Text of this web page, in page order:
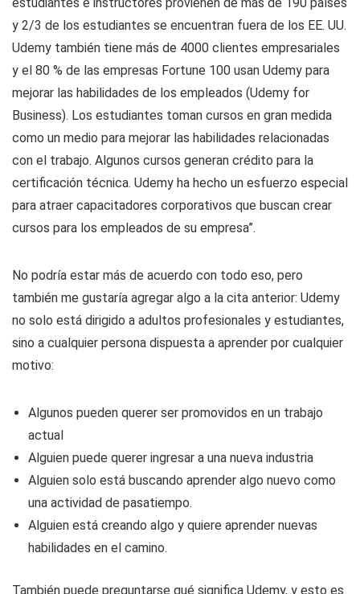
y 2/3 de los estudiantes se encuentran fuera de los EE. UU.
Udemy también tiene más de 4000 clientes empresariales
y el 80 % de las empresas Fortune 100 usan Udemy para
mejorar las habilidades de los empleados (Udemy for
Business). Los estudiantes toman cursos en gran medida
como un medio para mejorar las habilidades relacionadas
con el trabajo. Algunos cursos generan crédito para la
certificación técnica. Udemy ha hecho un esfuerzo especial
para atraer capacitadores corporativos que buscan crear
cursos para los empleados de su empresa”.
No podría estar más de acuerdo con todo eso, pero
también me gustaría agregar algo a la cita anterior: Udemy
no solo está dirigido a adultos profesionales y estudiantes,
sino a cualquier persona dispuesta a aprender por cualquier
motivo:
Algunos pueden querer ser promovidos en un trabajo
actual
Alguien puede querer ingresar a una nueva industria
Alguien solo está buscando aprender algo nuevo como
una actividad de pasatiempo.
Alguien está creando algo y quiere aprender nuevas
habilidades en el camino.
También puede preguntarse qué significa Udemy, y esto es